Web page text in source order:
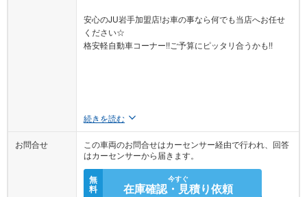
安心のJU岩手加盟店!お車の事なら何でも当店へお任せ
ください☆
格安軽自動車コーナー!!ご予算にピッタリ合うかも!!
続きを読む
お問合せ
この車両のお問合せはカーセンサー経由で行われ、回答
はカーセンサーから届きます。
無
料
今すぐ
在庫確認・見積り依頼